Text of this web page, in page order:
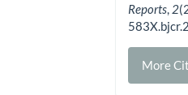
Reports, 2
More